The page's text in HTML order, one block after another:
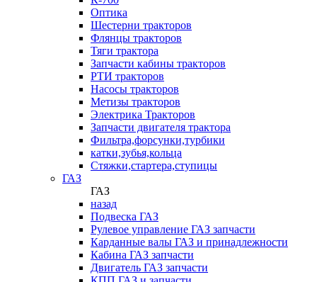
Оптика
Шестерни тракторов
Флянцы тракторов
Тяги трактора
Запчасти кабины тракторов
РТИ тракторов
Насосы тракторов
Метизы тракторов
Электрика Тракторов
Запчасти двигателя трактора
Фильтра,форсунки,турбики
катки,зубья,кольца
Стяжки,стартера,ступицы
ГАЗ
ГАЗ
назад
Подвеска ГАЗ
Рулевое управление ГАЗ запчасти
Карданные валы ГАЗ и принадлежности
Кабина ГАЗ запчасти
Двигатель ГАЗ запчасти